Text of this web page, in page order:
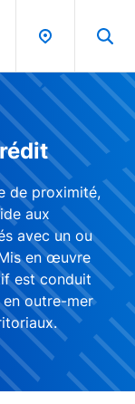
de proximité,
aux
avec un ou
en œuvre
est conduit
outre-mer